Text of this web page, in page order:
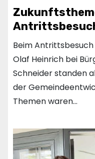
Beim
Olaf Heinrich bei
Schneider standen
der
Themen waren…